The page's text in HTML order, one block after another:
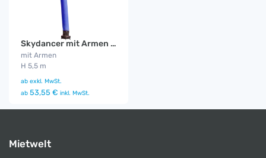
Skydancer mit Armen blau
mit Armen
H 5,5 m
ab exkl. MwSt.
ab 53,55 € inkl. MwSt.
Mietwelt